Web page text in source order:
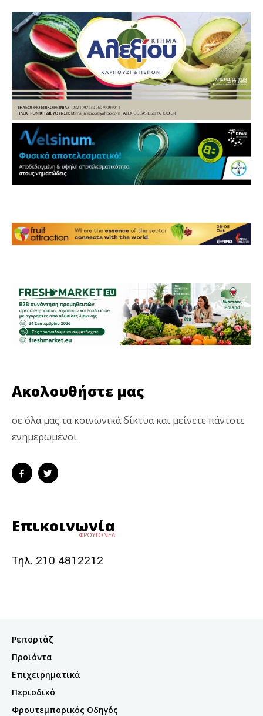
Ακολουθήστε μας
σε όλα μας τα κοινωνικά δίκτυα και μείνετε πάντοτε
ενημερωμένοι
Επικοινωνία
ΦΡΟΥΤΟΝΕΑ
Τηλ. 210 4812212
Ρεπορτάζ
Προϊόντα
Επιχειρηματικά
Περιοδικό
Φρουτεμπορικός Οδηγός